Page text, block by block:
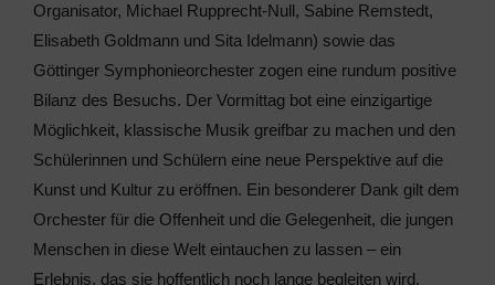
Organisator, Michael Rupprecht-Null, Sabine Remstedt,
Elisabeth Goldmann und Sita Idelmann) sowie das
Göttinger Symphonieorchester zogen eine rundum positive
Bilanz des Besuchs. Der Vormittag bot eine einzigartige
Möglichkeit, klassische Musik greifbar zu machen und den
Schülerinnen und Schülern eine neue Perspektive auf die
Kunst und Kultur zu eröffnen. Ein besonderer Dank gilt dem
Orchester für die Offenheit und die Gelegenheit, die jungen
Menschen in diese Welt eintauchen zu lassen – ein
Erlebnis, das sie hoffentlich noch lange begleiten wird.